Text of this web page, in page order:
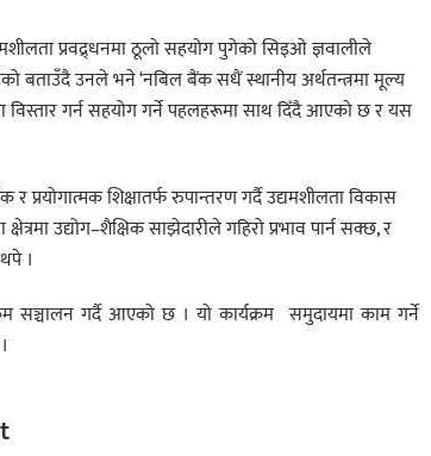
प्रवद्र्धनमा ठूलो सहयोग पुगेको सिइओ ज्ञवालीले
बताउँदै उनले भने ‘नबिल बैंक सधैं स्थानीय अर्थतन्त्रमा मूल्य
विस्तार गर्न सहयोग गर्ने पहलहरूमा साथ दिँदै आएको छ र यस
र प्रयोगात्मक शिक्षातर्फ रुपान्तरण गर्दै उद्यमशीलता विकास
उद्योग–शैक्षिक साझेदारीले गहिरो प्रभाव पार्न सक्छ, र
।
सञ्चालन गर्दै आएको छ । यो कार्यक्रम समुदायमा काम गर्ने